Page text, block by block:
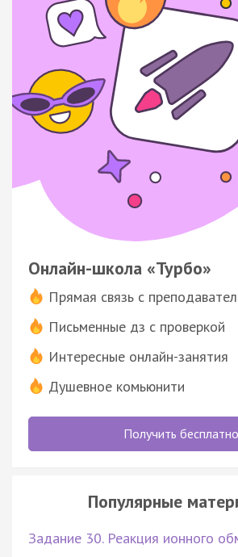
Онлайн-школа «Турбо»
Прямая связь с
Письменные дз с проверкой
Интересные онлайн-занятия
Душевное комьюнити
Получить бесплатно
Популярные
Задание 30. Реакция ионного